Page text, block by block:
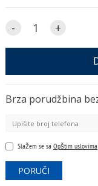
- +
Brza porudžbina
Slažem se sa Opštim uslovima